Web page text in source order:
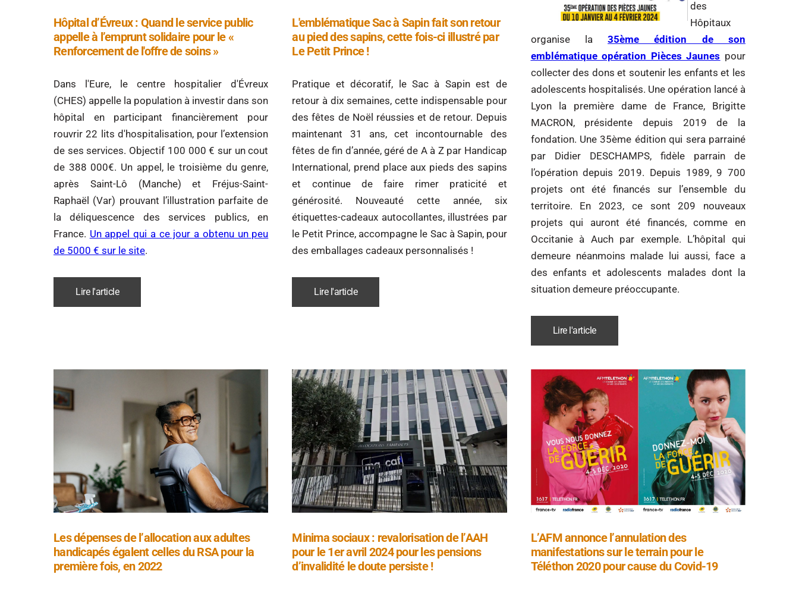
Hôpital d’Évreux : Quand le service public
appelle à l’emprunt solidaire pour le «
Renforcement de l'offre de soins »
Dans l'Eure, le centre hospitalier d'Évreux
(CHES) appelle la population à investir dans son
hôpital en participant financièrement pour
rouvrir 22 lits d'hospitalisation, pour l’extension
de ses services. Objectif 100 000 € sur un cout
de 388 000€. Un appel, le troisième du genre,
après Saint-Lô (Manche) et Fréjus-Saint-
Raphaël (Var) prouvant l’illustration parfaite de
la déliquescence des services publics, en
France. Un appel qui a ce jour a obtenu un peu
de 5000 € sur le site.
Lire l'article
L'emblématique Sac à Sapin fait son retour
au pied des sapins, cette fois-ci illustré par
Le Petit Prince !
Pratique et décoratif, le Sac à Sapin est de
retour à dix semaines, cette indispensable pour
des fêtes de Noël réussies et de retour. Depuis
maintenant 31 ans, cet incontournable des
fêtes de fin d’année, géré de A à Z par Handicap
International, prend place aux pieds des sapins
et continue de faire rimer praticité et
générosité. Nouveauté cette année, six
étiquettes-cadeaux autocollantes, illustrées par
le Petit Prince, accompagne le Sac à Sapin, pour
des emballages cadeaux personnalisés !
Lire l'article
des
Hôpitaux
organise la35ème édition de son
emblématique opération Pièces Jaunes pour
collecter des dons et soutenir les enfants et les
adolescents hospitalisés. Une opération lancé à
Lyon la première dame de France, Brigitte
MACRON, présidente depuis 2019 de la
fondation. Une 35ème édition qui sera parrainé
par Didier DESCHAMPS, fidèle parrain de
l’opération depuis 2019. Depuis 1989, 9 700
projets ont été financés sur l’ensemble du
territoire. En 2023, ce sont 209 nouveaux
projets qui auront été financés, comme en
Occitanie à Auch par exemple. L’hôpital qui
demeure néanmoins malade lui aussi, face a
des enfants et adolescents malades dont la
situation demeure préoccupante.
Lire l'article
Les dépenses de l’allocation aux adultes
handicapés égalent celles du RSA pour la
première fois, en 2022
Minima sociaux : revalorisation de l’AAH
pour le 1er avril 2024 pour les pensions
d’invalidité le doute persiste !
L’AFM annonce l’annulation des
manifestations sur le terrain pour le
Téléthon 2020 pour cause du Covid-19